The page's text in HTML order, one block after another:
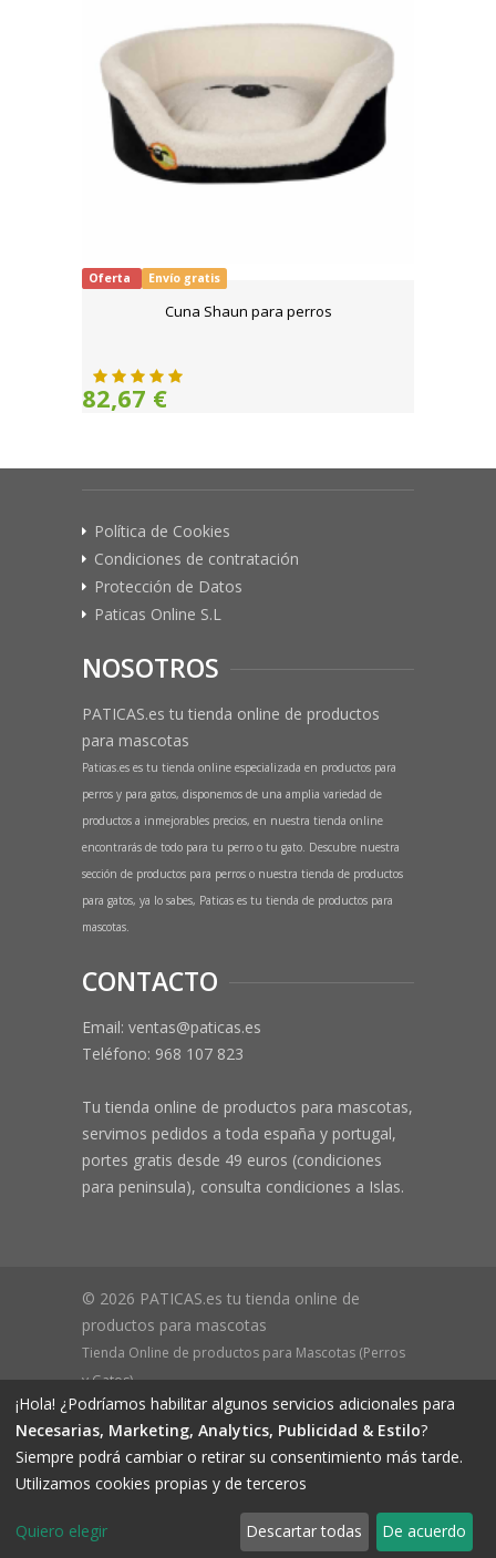
Oferta Envío gratis
Cuna Shaun para perros
82,67 €
Política de Cookies
Condiciones de contratación
Protección de Datos
Paticas Online S.L
NOSOTROS
PATICAS.es tu tienda online de productos
para mascotas
Paticas.es es tu tienda online especializada en productos para
perros y para gatos, disponemos de una amplia variedad de
productos a inmejorables precios, en nuestra tienda online
encontrarás de todo para tu perro o tu gato. Descubre nuestra
sección de productos para perros o nuestra tienda de productos
para gatos, ya lo sabes, Paticas es tu tienda de productos para
mascotas.
CONTACTO
Email: ventas@paticas.es
Teléfono: 968 107 823
Tu tienda online de productos para mascotas,
servimos pedidos a toda españa y portugal,
portes gratis desde 49 euros (condiciones
para peninsula), consulta condiciones a Islas.
© 2026 PATICAS.es tu tienda online de
productos para mascotas
Tienda Online de productos para Mascotas (Perros
y Gatos)
CIF B73648305 Domicilio: Av Monteazahar, 4 1º Izq,
30570, Beniaján (MURCIA) - ESPAÑA Inscrita en el
Registro Mercantil de Murcia Hoja MU-72366, Tomo
2719, Folio 76.
¡Hola! ¿Podríamos habilitar algunos servicios adicionales para
Necesarias, Marketing, Analytics, Publicidad & Estilo?
Siempre podrá cambiar o retirar su consentimiento más tarde.
Utilizamos cookies propias y de terceros
Quiero elegir Descartar todas De acuerdo